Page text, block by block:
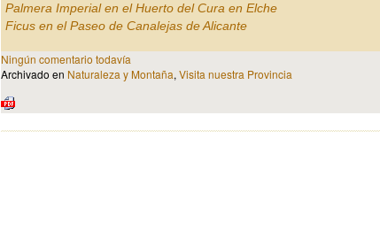
Palmera Imperial en el Huerto del Cura en Elche
Ficus en el Paseo de Canalejas de Alicante
Ningún comentario todavía
Archivado en Naturaleza y Montaña, Visita nuestra Provincia